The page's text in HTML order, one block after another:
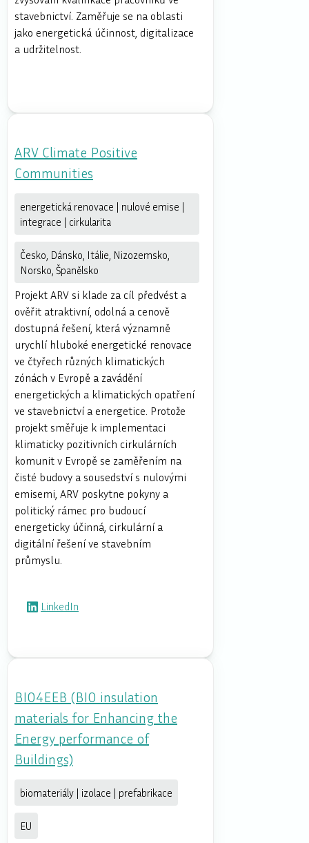
stavebnictví. Zaměřuje se na oblasti
jako energetická účinnost, digitalizace
a udržitelnost.
ARV Climate Positive
Communities
energetická renovace | nulové emise |
integrace | cirkularita
Česko, Dánsko, Itálie, Nizozemsko,
Norsko, Španělsko
Projekt ARV si klade za cíl předvést a
ověřit atraktivní, odolná a cenově
dostupná řešení, která významně
urychlí hluboké energetické renovace
ve čtyřech různých klimatických
zónách v Evropě a zavádění
energetických a klimatických opatření
ve stavebnictví a energetice. Protože
projekt směřuje k implementaci
klimaticky pozitivních cirkulárních
komunit v Evropě se zaměřením na
čisté budovy a sousedství s nulovými
emisemi, ARV poskytne pokyny a
politický rámec pro budoucí
energeticky účinná, cirkulární a
digitální řešení ve stavebním
průmyslu.
LinkedIn
BIO4EEB (BIO insulation
materials for Enhancing the
Energy performance of
Buildings)
biomateriály | izolace | prefabrikace
EU